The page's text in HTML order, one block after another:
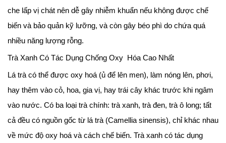
che lấp vị chát nên dễ gây nhiễm khuẩn nếu không được chế
biến và bảo quản kỹ lưỡng, và còn gây béo phì do chứa quá
nhiều năng lượng rỗng.
Trà Xanh Có Tác Dụng Chống Oxy Hóa Cao Nhất
Lá trà có thể được oxy hoá (ủ để lên men), làm nóng lên, phơi,
hay thêm vào cỏ, hoa, gia vị, hay trái cây khác trước khi ngâm
vào nước. Có ba loại trà chính: trà xanh, trà đen, trà ô long; tất
cả đều có nguồn gốc từ lá trà (Camellia sinensis), chỉ khác nhau
về mức độ oxy hoá và cách chế biến. Trà xanh có tác dụng